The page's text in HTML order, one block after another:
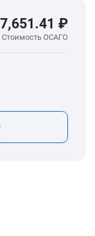
7,651.41 ₽
Стоимость ОСАГО